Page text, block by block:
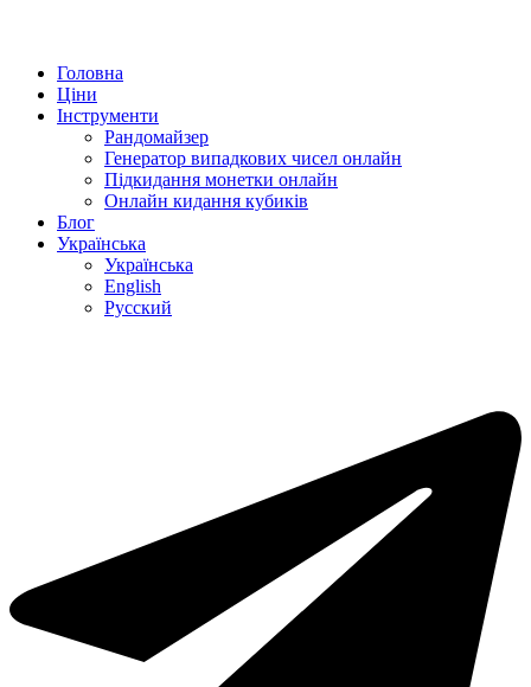
Головна
Ціни
Інструменти
Рандомайзер
Генератор випадкових чисел онлайн
Підкидання монетки онлайн
Онлайн кидання кубиків
Блог
Українська
Українська
English
Русский